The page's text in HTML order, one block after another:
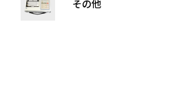
その他